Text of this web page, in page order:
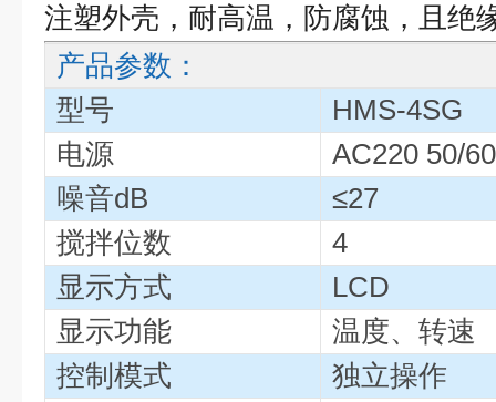
注塑外壳，耐高温，防腐蚀，且绝
产品参数：
型号
HMS-4SG
电源
AC220 50/60
噪音dB
≤27
搅拌位数
4
显示方式
LCD
显示功能
温度、转速
控制模式
独立操作